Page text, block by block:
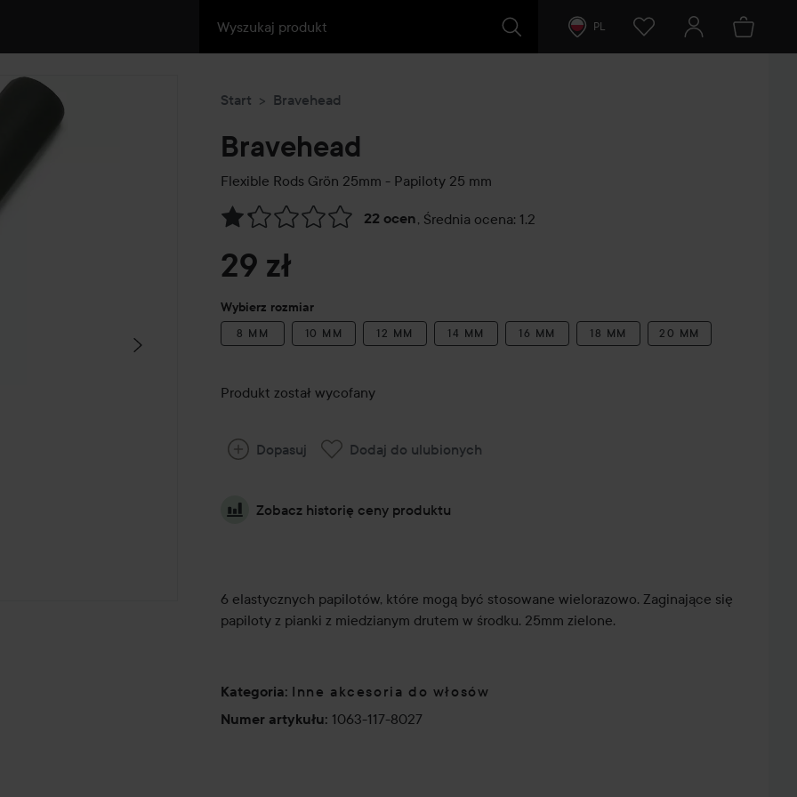
PL
Start Bravehead
Bravehead
Flexible Rods Grön 25mm - Papiloty 25 mm
22 ocen, Średnia ocena: 1.2
Przejdź do Recenzje i komentarze
29 zł
Wybierz rozmiar
8 MM 10 MM 12 MM 14 MM 16 MM 18 MM 20 MM
Produkt został wycofany
Dopasuj Dodaj do ulubionych
Zobacz historię ceny produktu
6 elastycznych papilotów, które mogą być stosowane wielorazowo. Zaginające się
papiloty z pianki z miedzianym drutem w środku. 25mm zielone.
Kategoria: Inne akcesoria do włosów
Numer artykułu: 1063-117-8027